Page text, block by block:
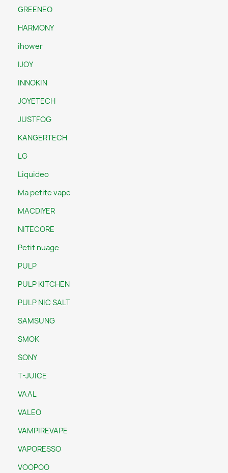
GREENEO
HARMONY
ihower
IJOY
INNOKIN
JOYETECH
JUSTFOG
KANGERTECH
LG
Liquideo
Ma petite vape
MACDIYER
NITECORE
Petit nuage
PULP
PULP KITCHEN
PULP NIC SALT
SAMSUNG
SMOK
SONY
T-JUICE
VAAL
VALEO
VAMPIREVAPE
VAPORESSO
VOOPOO